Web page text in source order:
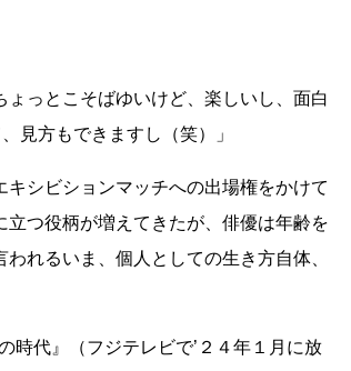
ょっとこそばゆいけど、楽しいし、面白
見方もできますし（笑）」
シビションマッチへの出場権をかけて
つ役柄が増えてきたが、俳優は年齢を
れるいま、個人としての生き方自体、
時代』（フジテレビで’２４年１月に放